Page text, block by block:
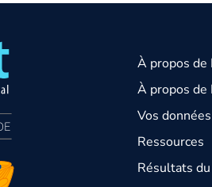
EST UN PROGRAMME DE
À propos de
À propos de
Vos
Ressources
Résultats